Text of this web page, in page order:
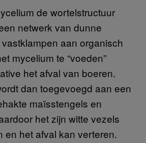
de wortelstructuur
netwerk van dunne
aan organisch
mycelium te “voeden”
het afval van boeren.
dan toegevoegd aan een
maïsstengels en
het zijn witte vezels
en het afval kan verteren.